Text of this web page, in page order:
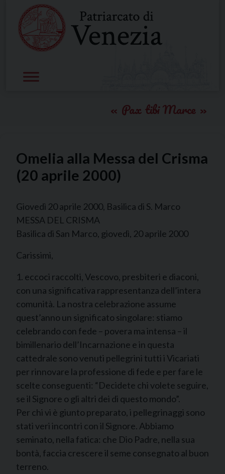
content
Pax tibi Marce
Omelia alla Messa del Crisma
(20 aprile 2000)
Giovedì 20 aprile 2000, Basilica di S. Marco
MESSA DEL CRISMA
Basilica di San Marco, giovedì, 20 aprile 2000
Carissimi,
1. eccoci raccolti, Vescovo, presbiteri e diaconi,
con una significativa rappresentanza dell’intera
comunità. La nostra celebrazione assume
quest’anno un significato singolare: stiamo
celebrando con fede – povera ma intensa – il
bimillenario dell’Incarnazione e in questa
cattedrale sono venuti pellegrini tutti i Vicariati
per rinnovare la professione di fede e per fare le
scelte conseguenti: “Decidete chi volete seguire,
se il Signore o gli altri dei di questo mondo”.
Per chi vi è giunto preparato, i pellegrinaggi sono
stati veri incontri con il Signore. Abbiamo
seminato, nella fatica: che Dio Padre, nella sua
bontà, faccia crescere il seme consegnato al buon
terreno.